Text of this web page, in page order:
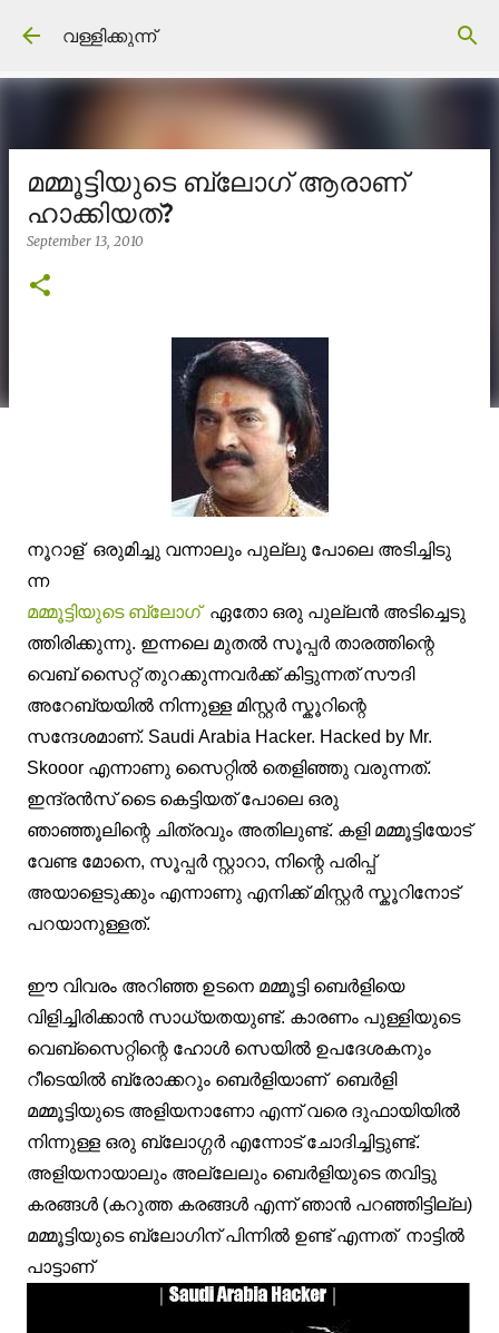
വള്ളിക്കുന്ന്
മമ്മൂട്ടിയുടെ ബ്ലോഗ്‌ ആരാണ്
ഹാക്കിയത്?
September 13, 2010
നൂറാള് ഒരുമിച്ചു വന്നാലും പുല്ലു പോലെ അടിച്ചിടു
ന്ന
മമ്മൂട്ടിയുടെ ബ്ലോഗ്‌ഏതോ ഒരു പുല്ലന്‍ അടിച്ചെടു
ത്തിരിക്കുന്നു. ഇന്നലെ മുതല്‍ സൂപ്പര്‍ താരത്തിന്റെ
വെബ്‌ സൈറ്റ് തുറക്കുന്നവര്‍ക്ക് കിട്ടുന്നത് സൗദി
അറേബ്യയില്‍ നിന്നുള്ള മിസ്റ്റര്‍ സ്കൂറിന്റെ
സന്ദേശമാണ്. Saudi Arabia Hacker. Hacked by Mr.
Skooor എന്നാണു സൈറ്റില്‍ തെളിഞ്ഞു വരുന്നത്.
ഇന്ദ്രന്‍സ് ടൈ കെട്ടിയത് പോലെ ഒരു
ഞാഞ്ഞൂലിന്റെ ചിത്രവും അതിലുണ്ട്. കളി മമ്മൂട്ടിയോട്
വേണ്ട മോനെ, സൂപ്പര്‍ സ്റ്റാറാ, നിന്റെ പരിപ്പ്
അയാളെടുക്കും എന്നാണു എനിക്ക് മിസ്റ്റര്‍ സ്കൂറിനോട്
പറയാനുള്ളത്.
ഈ വിവരം അറിഞ്ഞ ഉടനെ മമ്മൂട്ടി ബെര്‍ളിയെ
വിളിച്ചിരിക്കാന്‍ സാധ്യതയുണ്ട്. കാരണം പുള്ളിയുടെ
വെബ്‌സൈറ്റിന്റെ ഹോള്‍ സെയില്‍ ഉപദേശകനും
റീടെയില്‍ ബ്രോക്കറും ബെര്‍ളിയാണ് ബെര്‍ളി
മമ്മൂട്ടിയുടെ അളിയനാണോ എന്ന് വരെ ദുഫായിയില്‍
നിന്നുള്ള ഒരു ബ്ലോഗ്ഗര്‍ എന്നോട് ചോദിച്ചിട്ടുണ്ട്.
അളിയനായാലും അല്ലേലും ബെര്‍ളിയുടെ തവിട്ടു
കരങ്ങള്‍ (കറുത്ത കരങ്ങള്‍ എന്ന് ഞാന്‍ പറഞ്ഞിട്ടില്ല)
മമ്മൂട്ടിയുടെ ബ്ലോഗിന് പിന്നില്‍ ഉണ്ട് എന്നത് നാട്ടില്‍
പാട്ടാണ്